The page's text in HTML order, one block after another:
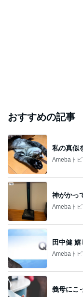
おすすめの記事
私の真似
Amebaト
神がかっ
Amebaト
田中健
Amebaト
義母にこ